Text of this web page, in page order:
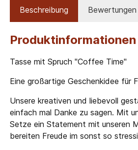
Beschreibung Bewertungen
Tasse mit Spruch "Coffee Time"
Eine großartige Geschenkidee für
Unsere kreativen und liebevoll
einfach mal Danke zu sagen. Mit
Setze ein Statement mit unseren
bereiten Freude im sonst so